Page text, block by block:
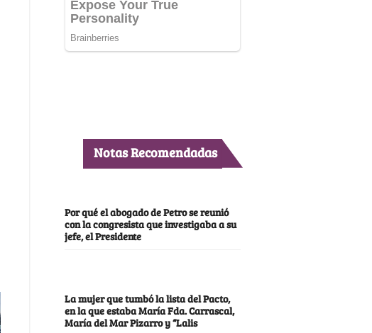
Notas Recomendadas
Por qué el abogado de Petro se reunió
con la congresista que investigaba a su
jefe, el Presidente
La mujer que tumbó la lista del Pacto,
en la que estaba María Fda. Carrascal,
María del Mar Pizarro y “Lalis